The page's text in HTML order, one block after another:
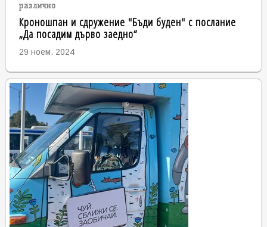
различно
Кроношпан и сдружение "Бъди буден" с послание
„Да посадим дърво заедно“
29 ноем. 2024